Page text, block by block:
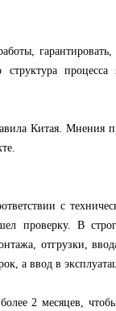
гарантировать,
процесса
Китая. Мнения
с
проверку. В
отгрузки,
а ввод в
2 месяцев,